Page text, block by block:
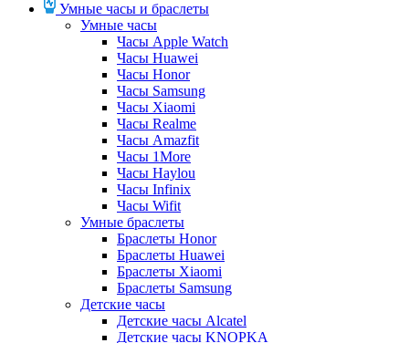
Умные часы и браслеты
Умные часы
Часы Apple Watch
Часы Huawei
Часы Honor
Часы Samsung
Часы Xiaomi
Часы Realme
Часы Amazfit
Часы 1More
Часы Haylou
Часы Infinix
Часы Wifit
Умные браслеты
Браслеты Honor
Браслеты Huawei
Браслеты Xiaomi
Браслеты Samsung
Детские часы
Детские часы Alcatel
Детские часы KNOPKA